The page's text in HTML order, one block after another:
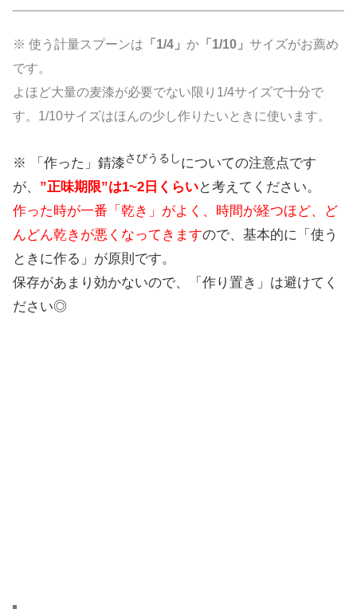
※ 使う計量スプーンは 「1/4」 か 「1/10」 サイズがお薦め
です。
よほど大量の麦漆が必要でない限り1/4サイズで十分で
す。1/10サイズはほんの少し作りたいときに使います。
※ 「作った」錆漆さびうるしについての注意点です
が、 ”正味期限”は1~2日くらいと考えてください。
作った時が一番「乾き」がよく、時間が経つほど、ど
んどん乾きが悪くなってきますので、基本的に「使う
ときに作る」が原則です。
保存があまり効かないので、「作り置き」は避けてく
ださい◎